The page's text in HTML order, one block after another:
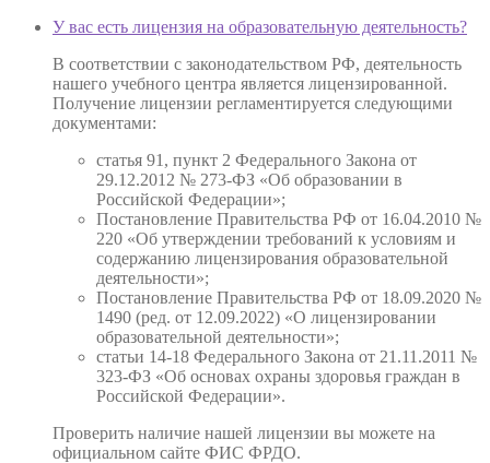
У вас есть лицензия на образовательную деятельность?
В соответствии с законодательством РФ, деятельность
нашего учебного центра является лицензированной.
Получение лицензии регламентируется следующими
документами:
статья 91, пункт 2 Федерального Закона от
29.12.2012 № 273-ФЗ «Об образовании в
Российской Федерации»;
Постановление Правительства РФ от 16.04.2010 №
220 «Об утверждении требований к условиям и
содержанию лицензирования образовательной
деятельности»;
Постановление Правительства РФ от 18.09.2020 №
1490 (ред. от 12.09.2022) «О лицензировании
образовательной деятельности»;
статьи 14-18 Федерального Закона от 21.11.2011 №
323-ФЗ «Об основах охраны здоровья граждан в
Российской Федерации».
Проверить наличие нашей лицензии вы можете на
официальном сайте ФИС ФРДО.